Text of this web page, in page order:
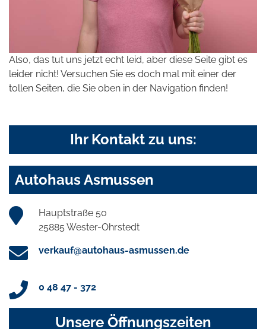
Also, das tut uns jetzt echt leid, aber diese Seite gibt es
leider nicht! Versuchen Sie es doch mal mit einer der
tollen Seiten, die Sie oben in der Navigation finden!
Ihr Kontakt zu uns:
Autohaus Asmussen
Hauptstraße 50
25885 Wester-Ohrstedt
verkauf@autohaus-asmussen.de
0 48 47 - 372
Unsere Öffnungszeiten